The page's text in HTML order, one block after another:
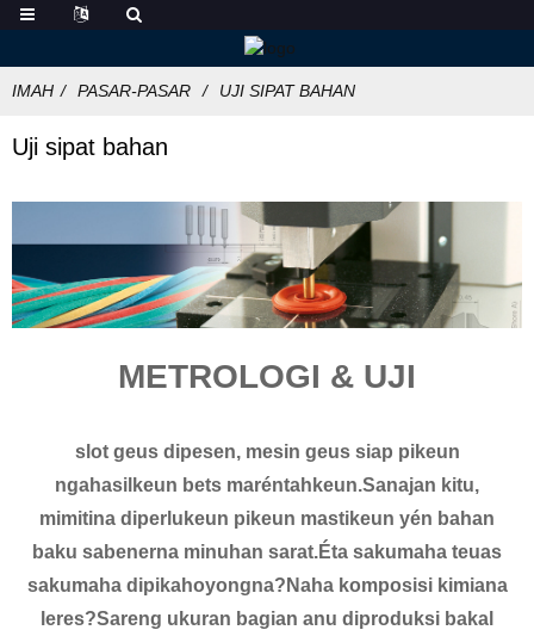
IMAH PASAR-PASAR UJI SIPAT BAHAN
Uji sipat bahan
METROLOGI & UJI
slot geus dipesen, mesin geus siap pikeun
ngahasilkeun bets maréntahkeun.Sanajan kitu,
mimitina diperlukeun pikeun mastikeun yén bahan
baku sabenerna minuhan sarat.Éta sakumaha teuas
sakumaha dipikahoyongna?Naha komposisi kimiana
leres?Sareng ukuran bagian anu diproduksi bakal